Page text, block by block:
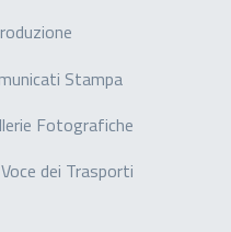
Stampa
Fotografiche
dei Trasporti